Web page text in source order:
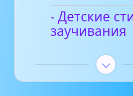
- Детские
заучивания